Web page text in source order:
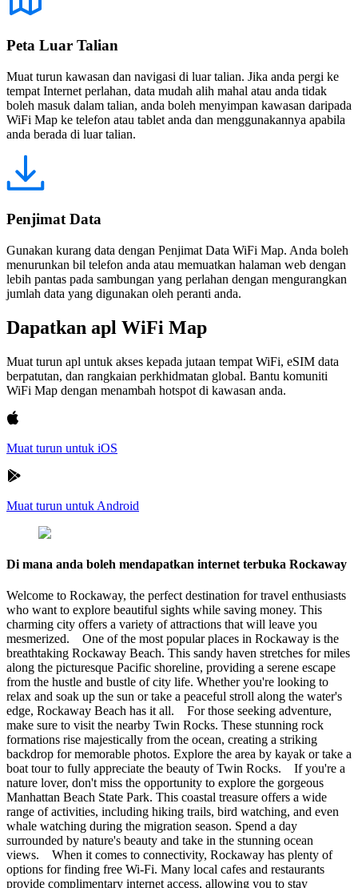
Peta Luar Talian
Muat turun kawasan dan navigasi di luar talian. Jika anda pergi ke
tempat Internet perlahan, data mudah alih mahal atau anda tidak
boleh masuk dalam talian, anda boleh menyimpan kawasan daripada
WiFi Map ke telefon atau tablet anda dan menggunakannya apabila
anda berada di luar talian.
Penjimat Data
Gunakan kurang data dengan Penjimat Data WiFi Map. Anda boleh
menurunkan bil telefon anda atau memuatkan halaman web dengan
lebih pantas pada sambungan yang perlahan dengan mengurangkan
jumlah data yang digunakan oleh peranti anda.
Dapatkan apl WiFi Map
Muat turun apl untuk akses kepada jutaan tempat WiFi, eSIM data
berpatutan, dan rangkaian perkhidmatan global. Bantu komuniti
WiFi Map dengan menambah hotspot di kawasan anda.
Muat turun untuk iOS
Muat turun untuk Android
Di mana anda boleh mendapatkan internet terbuka Rockaway
Welcome to Rockaway, the perfect destination for travel enthusiasts
who want to explore beautiful sights while saving money. This
charming city offers a variety of attractions that will leave you
mesmerized. One of the most popular places in Rockaway is the
breathtaking Rockaway Beach. This sandy haven stretches for miles
along the picturesque Pacific shoreline, providing a serene escape
from the hustle and bustle of city life. Whether you're looking to
relax and soak up the sun or take a peaceful stroll along the water's
edge, Rockaway Beach has it all. For those seeking adventure,
make sure to visit the nearby Twin Rocks. These stunning rock
formations rise majestically from the ocean, creating a striking
backdrop for memorable photos. Explore the area by kayak or take a
boat tour to fully appreciate the beauty of Twin Rocks. If you're a
nature lover, don't miss the opportunity to explore the gorgeous
Manhattan Beach State Park. This coastal treasure offers a wide
range of activities, including hiking trails, bird watching, and even
whale watching during the migration season. Spend a day
surrounded by nature's beauty and take in the stunning ocean
views. When it comes to connectivity, Rockaway has plenty of
options for finding free Wi-Fi. Many local cafes and restaurants
provide complimentary internet access, allowing you to stay